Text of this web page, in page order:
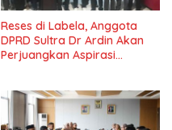
Reses di Labela, Anggota
DPRD Sultra Dr Ardin Akan
Perjuangkan Aspirasi